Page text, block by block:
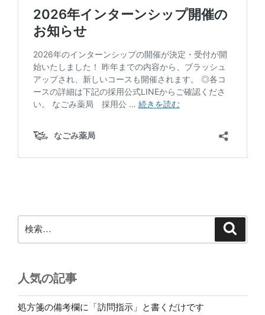
索:
人気の記事
処方箋の備考欄に「訪問指示」と書くだけです